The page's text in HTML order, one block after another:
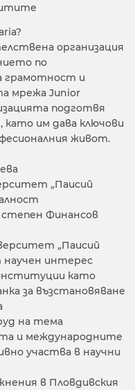
организация
по
грамотност и
мрежа Junior
подготвя
като им дава ключови
живот.
„Паисий
Финансов
„Паисий
научен интерес
като
за възстановяване
на тема
и международните
участва в научни
в Пловдивския